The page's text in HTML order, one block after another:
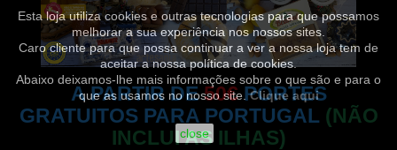
Esta loja utiliza cookies e outras tecnologias para que possamos
melhorar a sua experiência nos nossos sites.
Caro cliente para que possa continuar a ver a nossa loja tem de
aceitar a nossa política de cookies.
Abaixo deixamos-lhe mais informações sobre o que são e para o
que as usamos no nosso site.Clique aqui
close
A PARTIR DE 50€ PORTES
GRATUITOS PARA PORTUGAL (NÃO
INCLUI AS ILHAS)